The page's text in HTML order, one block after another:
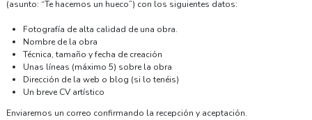
(asunto: “Te hacemos un hueco”) con los siguientes datos:
Fotografía de alta calidad de una obra.
Nombre de la obra
Técnica, tamaño y fecha de creación
Unas líneas (máximo 5) sobre la obra
Dirección de la web o blog (si lo tenéis)
Un breve CV artístico
Enviaremos un correo confirmando la recepción y aceptación.